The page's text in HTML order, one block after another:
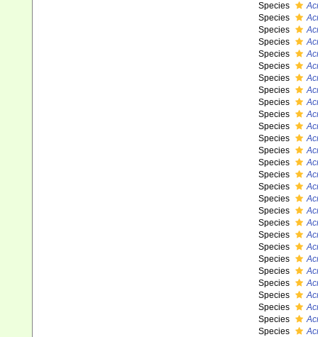
Species
Species
Species
Species
Species
Species
Species
Species
Species
Species
Species
Species
Species
Species
Species
Species
Species
Species
Species
Species
Species
Species
Species
Species
Species
Species
Species
Species